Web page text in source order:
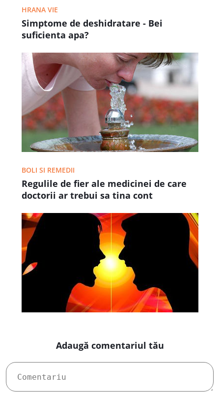
HRANA VIE
Simptome de deshidratare - Bei
suficienta apa?
BOLI SI REMEDII
Regulile de fier ale medicinei de care
doctorii ar trebui sa tina cont
Adaugă comentariul tău